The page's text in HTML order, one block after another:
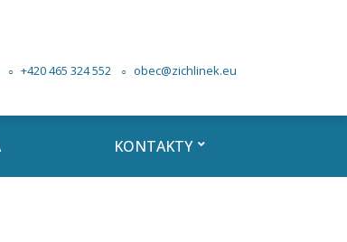
+420 465 324 552 obec@zichlinek.eu
KONTAKTY